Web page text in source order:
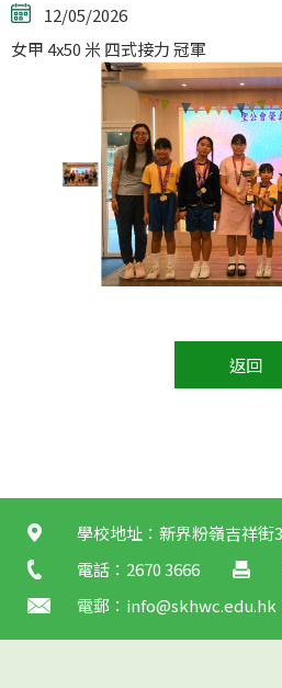
12/05/2026
女甲 4x50 米 四式接力 冠軍
返回
學校地址：新界粉嶺吉祥街
電話：2670 3666
電郵： info@skhwc.edu.hk